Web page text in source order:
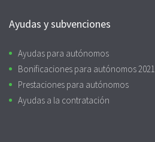
Ayudas y subvenciones
Ayudas para autónomos
Bonificaciones para autónomos 2021
Prestaciones para autónomos
Ayudas a la contratación